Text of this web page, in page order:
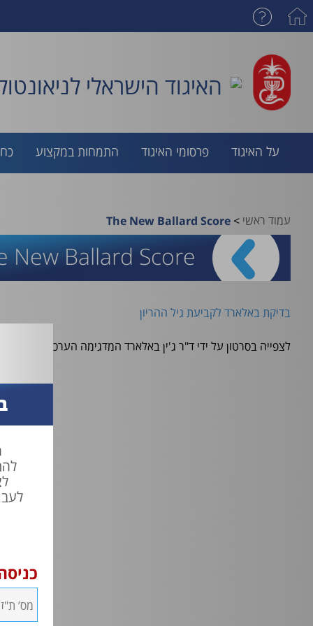
האיגוד הישראלי
על האיגוד פרסומי האיגוד התמחות במקצוע
עמוד ראשי>
The New Ballard Score
New Ballard Score
בדיקת באלארד לקביעת גיל ההריון
לצפייה בסרטון על ידי ד"ר ג'ין באלארד המדגימה הערכת גיל